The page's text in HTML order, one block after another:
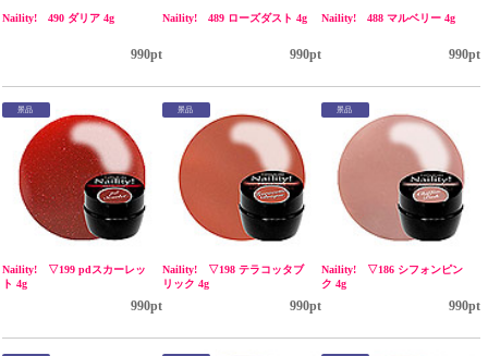
Naility! 490 ダリア 4g
990pt
Naility! 489 ローズダスト 4g
990pt
Naility! 488 マルベリー 4g
990pt
景品
Naility! ▽199 pdスカーレッ
ト 4g
990pt
景品
Naility! ▽198 テラコッタブ
リック 4g
990pt
景品
Naility! ▽186 シフォンピン
ク 4g
990pt